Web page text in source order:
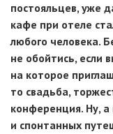
постояльцев, уже
кафе при отеле
любого человека.
не обойтись, если
на которое
то свадьба,
конференция. Ну, а
и спонтанных